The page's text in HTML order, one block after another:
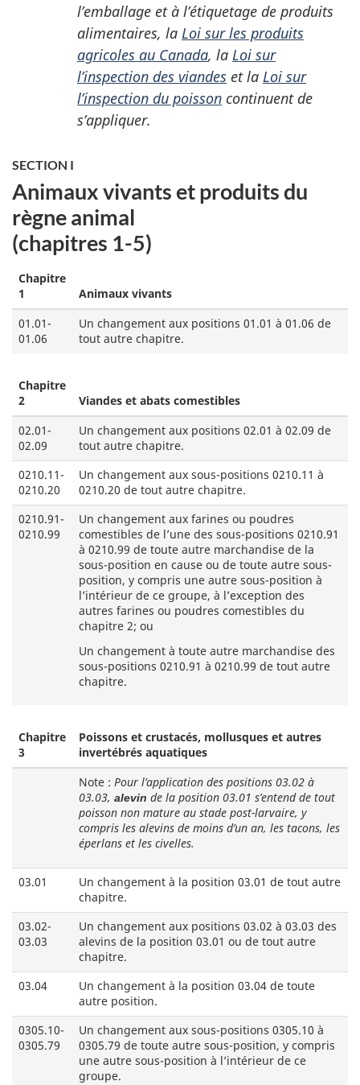
l’emballage et à l’étiquetage de produits
alimentaires, la Loi sur les produits
agricoles au Canada, la Loi sur
l’inspection des viandes et la Loi sur
l’inspection du poisson continuent de
s’appliquer.
SECTION I
Animaux vivants et produits du
règne animal
(chapitres 1-5)
Chapitre
1
Animaux vivants
01.01-
01.06
Un changement aux positions 01.01 à 01.06 de
tout autre chapitre.
Chapitre
2
Viandes et abats comestibles
02.01-
02.09
Un changement aux positions 02.01 à 02.09 de
tout autre chapitre.
0210.11-
0210.20
Un changement aux sous-positions 0210.11 à
0210.20 de tout autre chapitre.
0210.91-
0210.99
Un changement aux farines ou poudres
comestibles de l’une des sous-positions 0210.91
à 0210.99 de toute autre marchandise de la
sous-position en cause ou de toute autre sous-
position, y compris une autre sous-position à
l’intérieur de ce groupe, à l’exception des
autres farines ou poudres comestibles du
chapitre 2; ou
Un changement à toute autre marchandise des
sous-positions 0210.91 à 0210.99 de tout autre
chapitre.
Chapitre
3
Poissons et crustacés, mollusques et autres
invertébrés aquatiques
Note : Pour l’application des positions 03.02 à
03.03, alevin de la position 03.01 s’entend de tout
poisson non mature au stade post-larvaire, y
compris les alevins de moins d’un an, les tacons, les
éperlans et les civelles.
03.01
Un changement à la position 03.01 de tout autre
chapitre.
03.02-
03.03
Un changement aux positions 03.02 à 03.03 des
alevins de la position 03.01 ou de tout autre
chapitre.
03.04
Un changement à la position 03.04 de toute
autre position.
0305.10-
0305.79
Un changement aux sous-positions 0305.10 à
0305.79 de toute autre sous-position, y compris
une autre sous-position à l’intérieur de ce
groupe.